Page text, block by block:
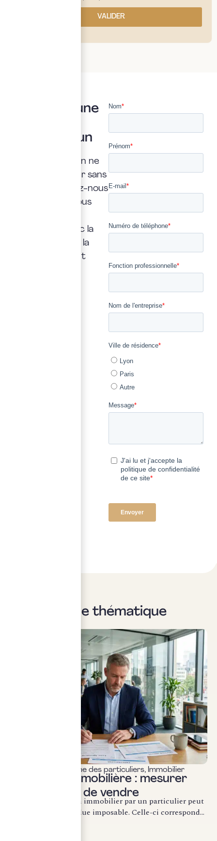
VALIDER
Vous avez une
Posez là à un
Une interrogation ne
doit jamais rester sans
réponse. Confiez-nous
la vôtre : nous vous
rapidement, avec la
transparence et la
précision qui font
Sur la même thématique
Fiscalité & patrimoine des particuliers, Immobilier
Plus-value immobilière : mesurer
l’impôt avant de vendre
La cession d’un bien immobilier par un particulier peut
générer une plus-value imposable. Celle-ci correspond...